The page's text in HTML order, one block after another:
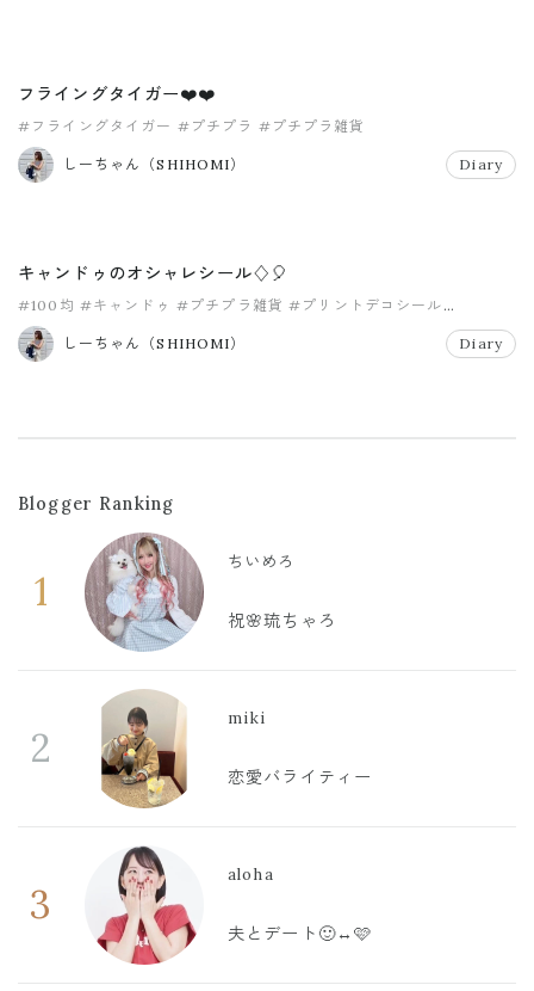
フライングタイガー❤️❤️
#フライングタイガー #プチプラ #プチプラ雑貨
しーちゃん（SHIHOMI） Diary
キャンドゥのオシャレシール♢🎈
#100均 #キャンドゥ #プチプラ雑貨 #プリントデコシール
#モノトーン
しーちゃん（SHIHOMI）
Diary
Blogger Ranking
1
ちいめろ
祝🌸琉ちゃろ
2
miki
恋愛バライティー
3
aloha
夫とデート🙂‍↔️🩷